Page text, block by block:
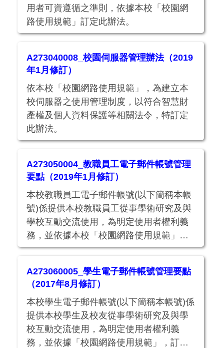
用者可資遵循之準則，依據本校「校園網
路使用規範」訂定此辦法。
A273040008_校園伺服器管理辦法（2019
年1月修訂）
依本校「校園網路使用規範」，為建立本
校伺服器之使用管理制度，以符合智慧財
產權及個人資料保護等相關法令，特訂定
此辦法。
A273050004_教職員工電子郵件帳號管理
要點（2019年1月修訂）
本校教職員工電子郵件帳號(以下簡稱本帳
號)係提供本校教職員工從事學術研究及與
學校互動交流使用，為明定使用者權利義
務，並依據本校「校園網路使用規範」，
訂定此要點。
A273060005_學生電子郵件帳號管理要點
（2017年8月修訂）
本校學生電子郵件帳號(以下簡稱本帳號)係
提供本校學生及校友從事學術研究及與學
校互動交流使用，為明定使用者權利義
務，並依據「校園網路使用規範」，訂定